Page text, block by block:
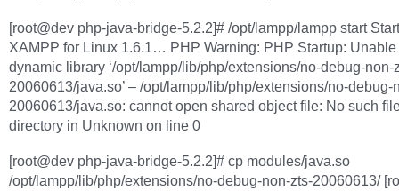
[root@dev php-java-bridge-5.2.2]# /opt/lampp/lampp start
XAMPP for Linux 1.6.1… PHP Warning: PHP Startup:
dynamic library ‘/opt/lampp/lib/php/extensions/no-debug-non-
20060613/java.so’ – /opt/lampp/lib/php/extensions/no-debug-
20060613/java.so: cannot open shared object file: No such
directory in Unknown on line 0
[root@dev php-java-bridge-5.2.2]# cp modules/java.so
/opt/lampp/lib/php/extensions/no-debug-non-zts-20060613/